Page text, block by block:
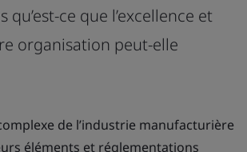
qu’est-ce que l’excellence et
organisation peut-elle
de l’industrie manufacturière
éléments et réglementations